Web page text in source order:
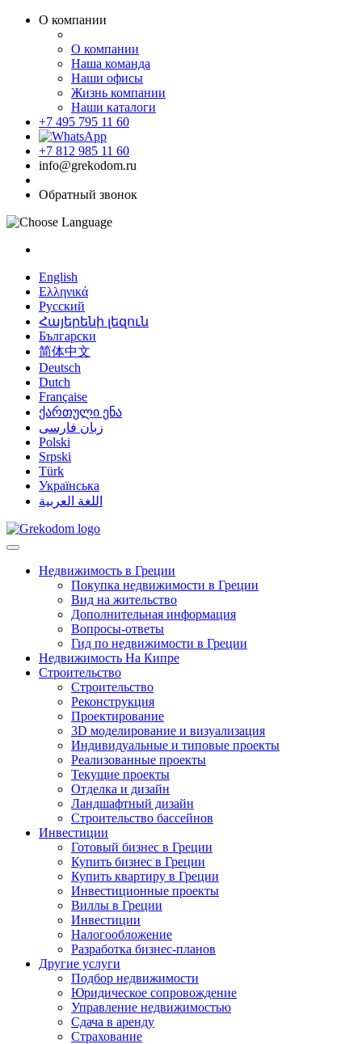
О компании
О компании
Наша команда
Наши офисы
Жизнь компании
Наши каталоги
+7 495 795 11 60
+7 812 985 11 60
info@grekodom.ru
Обратный звонок
English
Ελληνικά
Русский
Հայերենի լեզուն
Български
简体中文
Deutsch
Dutch
Française
ქართული ენა
زبان فارسی
Polski
Srpski
Türk
Українська
اللغة العربية
Недвижимость в Греции
Покупка недвижимости в Греции
Вид на жительство
Дополнительная информация
Вопросы-ответы
Гид по недвижимости в Греции
Недвижимость На Кипре
Строительство
Строительство
Реконструкция
Проектирование
3D моделирование и визуализация
Индивидуальные и типовые проекты
Реализованные проекты
Текущие проекты
Отделка и дизайн
Ландшафтный дизайн
Строительство бассейнов
Инвестиции
Готовый бизнес в Греции
Купить бизнес в Греции
Купить квартиру в Греции
Инвестиционные проекты
Виллы в Греции
Инвестиции
Налогообложение
Разработка бизнес-планов
Другие услуги
Подбор недвижимости
Юридическое сопровождение
Управление недвижимостью
Сдача в аренду
Страхование